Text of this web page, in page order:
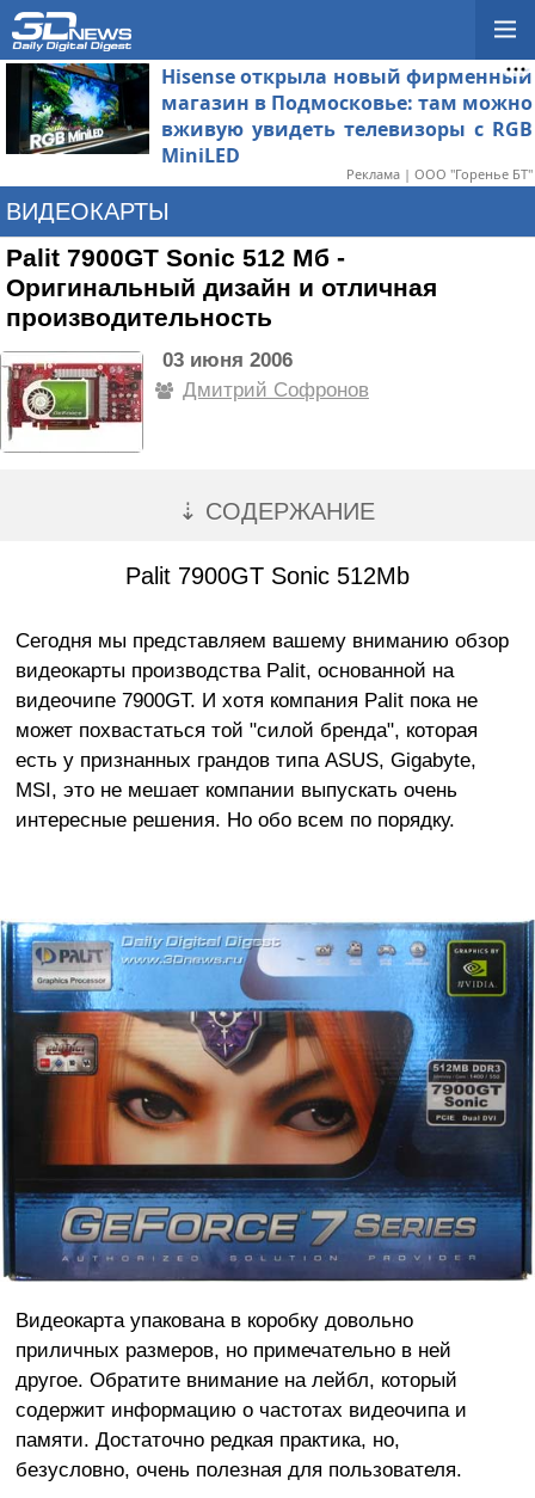
Hisense открыла новый фирменный
магазин в Подмосковье: там можно
вживую увидеть телевизоры с RGB
MiniLED
Реклама | ООО "Горенье БТ"
ВИДЕОКАРТЫ
Palit 7900GT Sonic 512 Мб -
Оригинальный дизайн и отличная
производительность
03 июня 2006
Дмитрий Софронов
⇣ СОДЕРЖАНИЕ
Palit 7900GT Sonic 512Mb
Сегодня мы представляем вашему вниманию обзор
видеокарты производства Palit, основанной на
видеочипе 7900GT. И хотя компания Palit пока не
может похвастаться той "силой бренда", которая
есть у признанных грандов типа ASUS, Gigabyte,
MSI, это не мешает компании выпускать очень
интересные решения. Но обо всем по порядку.
Видеокарта упакована в коробку довольно
приличных размеров, но примечательно в ней
другое. Обратите внимание на лейбл, который
содержит информацию о частотах видеочипа и
памяти. Достаточно редкая практика, но,
безусловно, очень полезная для пользователя.